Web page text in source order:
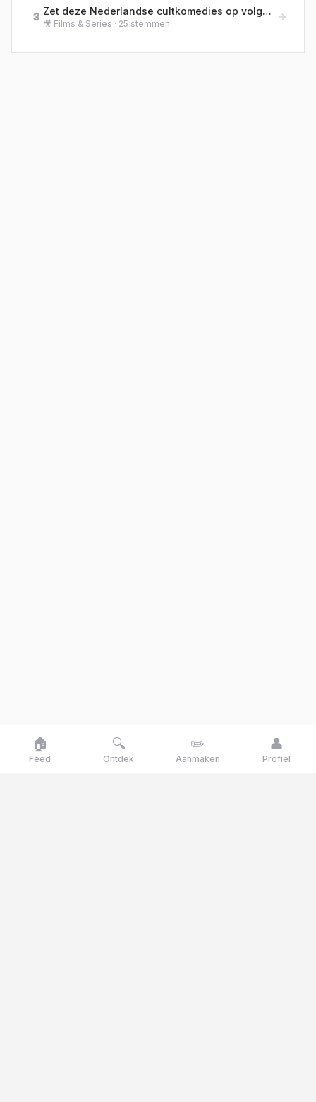
3 Zet deze Nederlandse cultkomedies op volgorde van bioscooprelease, van oud naar nieuw!
🎥 Films & Series · 25 stemmen
🏠
Feed
🔍
Ontdek
✏️
Aanmaken
👤
Profiel